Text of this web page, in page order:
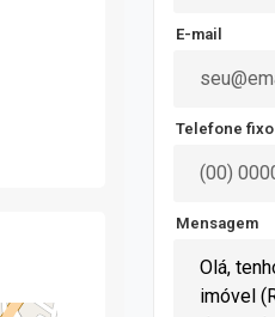
E-mail
Telefone fixo
Mensagem